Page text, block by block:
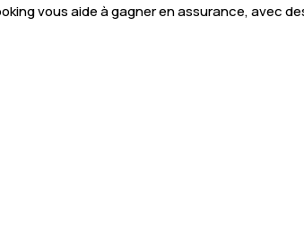
vous aide à gagner en assurance, avec